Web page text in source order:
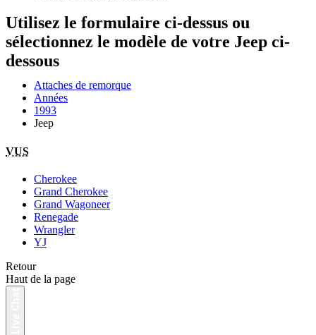
Utilisez le formulaire ci-dessus ou
sélectionnez le modèle de votre Jeep ci-
dessous
Attaches de remorque
Années
1993
Jeep
VUS
Cherokee
Grand Cherokee
Grand Wagoneer
Renegade
Wrangler
YJ
Retour
Haut de la page